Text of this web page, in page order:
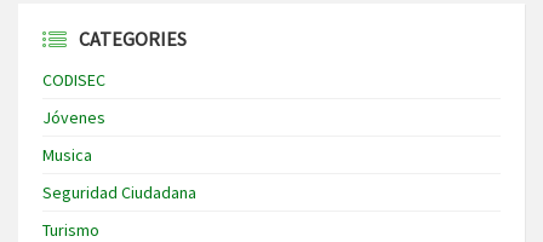
CATEGORIES
CODISEC
Jóvenes
Musica
Seguridad Ciudadana
Turismo